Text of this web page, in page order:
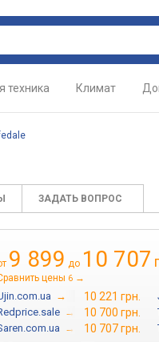
техника Климат
ЗАДАТЬ ВОПРОС
9 899 до 10 707
цены 6 →
→ 10 221 грн.
→ 10 700 грн.
→ 10 707 грн.